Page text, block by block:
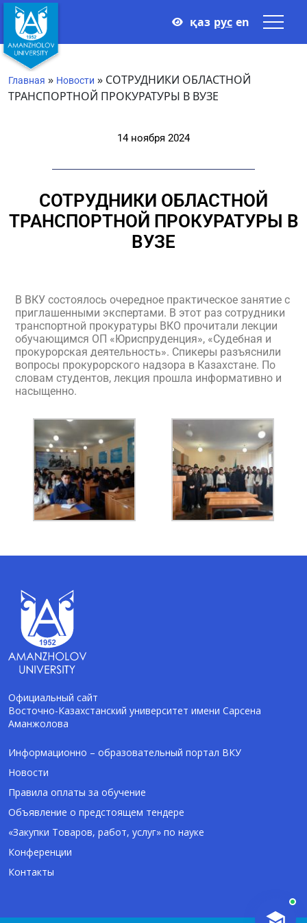
қаз рус en
Главная » Новости » СОТРУДНИКИ ОБЛАСТНОЙ
ТРАНСПОРТНОЙ ПРОКУРАТУРЫ В ВУЗЕ
14 ноября 2024
СОТРУДНИКИ ОБЛАСТНОЙ
ТРАНСПОРТНОЙ ПРОКУРАТУРЫ В
ВУЗЕ
В ВКУ состоялось очередное практическое занятие с
приглашенными экспертами. В этот раз сотрудники
транспортной прокуратуры ВКО прочитали лекции
обучающимся ОП «Юриспруденция», «Судебная и
прокурорская деятельность». Спикеры разъяснили
вопросы прокурорского надзора в Казахстане. По
словам студентов, лекция прошла информативно и
насыщенно.
Официальный сайт
Восточно-Казахстанский университет имени Сарсена
Аманжолова
Информационно – образовательный портал ВКУ
Новости
Правила оплаты за обучение
Объявление о предстоящем тендере
«Закупки Товаров, работ, услуг» по науке
Конференции
Контакты
Помощник Amanzholov University
Здравствуйте! Я AI-Talapker — помощник
ВКУ им. Сарсена Аманжолова (ВКУ). Отвечу
на вопросы о поступлении в бакалавриат,